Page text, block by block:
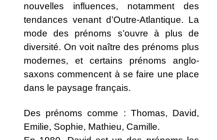
nouvelles influences, notamment des
tendances venant d’Outre-Atlantique. La
mode des prénoms s’ouvre à plus de
diversité. On voit naître des prénoms plus
modernes, et certains prénoms anglo-
saxons commencent à se faire une place
dans le paysage français.
Des prénoms comme : Thomas, David,
Emilie, Sophie, Mathieu, Camille.